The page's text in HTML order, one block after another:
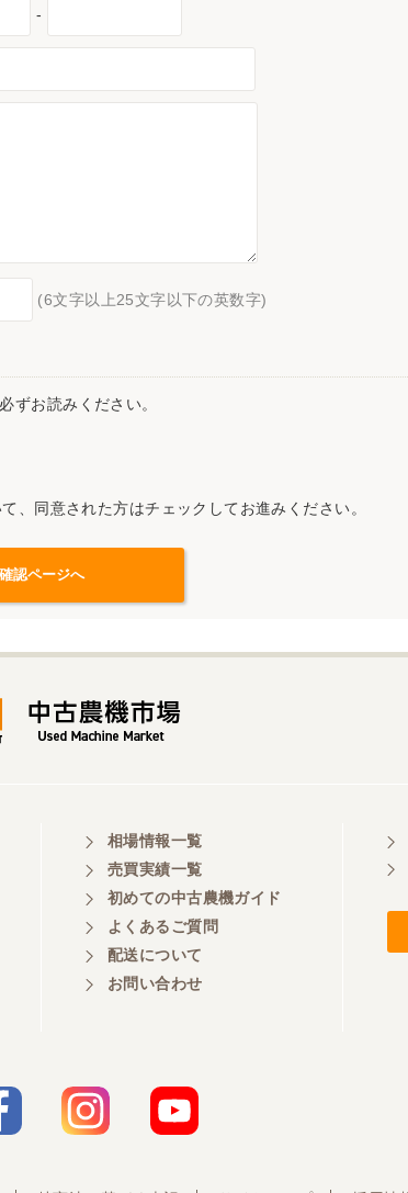
-
(6文字以上25文字以下の英数字)
ずお読みください。
、同意された方はチェックしてお進みください。
相場情報一覧
売買実績一覧
初めての中古農機ガイド
よくあるご質問
配送について
お問い合わせ